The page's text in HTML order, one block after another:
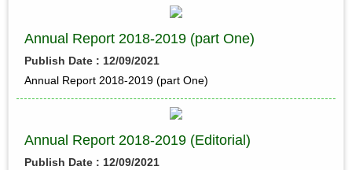
Annual Report 2018-2019 (part One)
Publish Date : 12/09/2021
Annual Report 2018-2019 (part One)
Annual Report 2018-2019 (Editorial)
Publish Date : 12/09/2021